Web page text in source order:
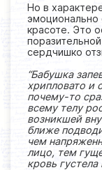
Но в
эмоционально
красоте. Это
сердчишко
“Бабушка
хрипловато и
почему-то
всему телу
возникшей
ближе
чем
лицо, тем
кровь густела